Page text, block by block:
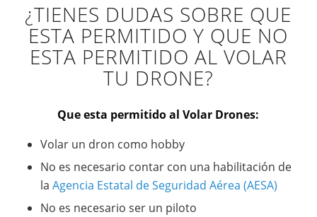
¿TIENES DUDAS SOBRE QUE
ESTA PERMITIDO Y QUE NO
ESTA PERMITIDO AL VOLAR
TU DRONE?
Que esta permitido al Volar Drones:
Volar un dron como hobby
No es necesario contar con una habilitación de
la Agencia Estatal de Seguridad Aérea (AESA)
No es necesario ser un piloto